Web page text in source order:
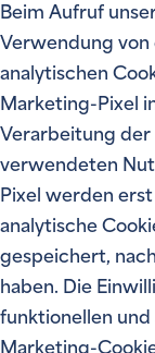
Beim Aufruf
Verwendung
analytischen
Marketing-Pixel
Verarbeitung der
verwendeten
Pixel werden
analytische
gespeichert,
haben. Die
funktionellen und
Marketing-